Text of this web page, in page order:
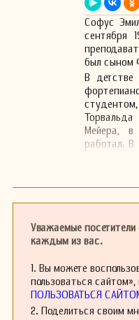
Софус
сентября
был сыном
В детстве
Мейера, в
работал. В
работал
Копенгагене.
Уважаемые
каждым из вас.
1. Вы можете
пользоваться
ПОЛЬЗОВАТЬСЯ
2. Поделиться своим